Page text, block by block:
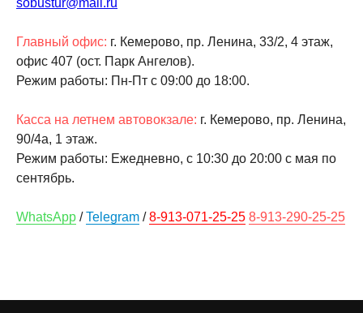
Главный офис: г. Кемерово, пр. Ленина, 33/2, 4 этаж,
офис 407 (ост. Парк Ангелов).
Режим работы: Пн-Пт c 09:00 до 18:00.
Касса на летнем автовокзале: г. Кемерово, пр. Ленина,
90/4а, ​1 этаж.
Режим работы: Ежедневно, с 10:30 до 20:00 с мая по
сентябрь.
WhatsApp /Telegram /8-913-071-25-25 8-913-290-25-25